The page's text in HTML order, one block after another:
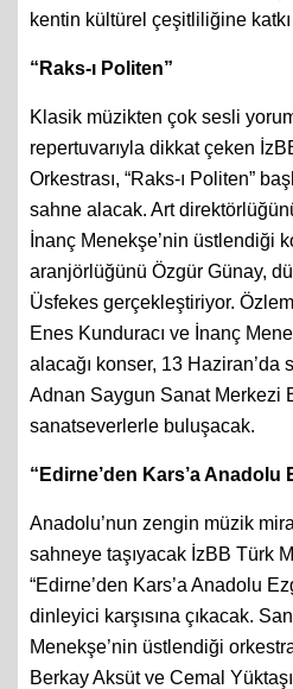
kentin kültürel çeşitliliğine
“Raks-ı Politen”
Klasik müzikten çok sesli
repertuvarıyla dikkat çeken
Orkestrası, “Raks-ı Politen”
sahne alacak. Art
İnanç Menekşe’nin üstlendiği
aranjörlüğünü Özgür Günay,
Üsfekes gerçekleştiriyor.
Enes Kunduracı ve İnanç
alacağı konser, 13 Haziran’da
Adnan Saygun Sanat Merkezi
sanatseverlerle buluşacak.
“Edirne’den Kars’a Anadolu
Anadolu’nun zengin müzik
sahneye taşıyacak İzBB Türk
“Edirne’den Kars’a Anadolu
dinleyici karşısına çıkacak.
Menekşe’nin üstlendiği
Berkay Aksüt ve Cemal